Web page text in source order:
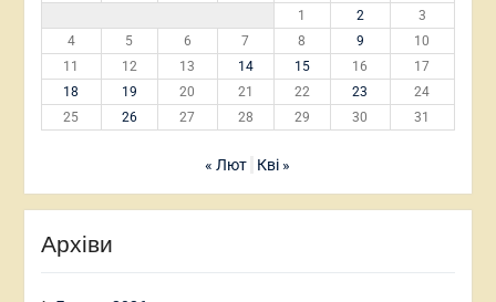
1
2
3
4
5 6 7 8 9
10
11
12 13 14 15 16
17
18
19 20 21 22 23
24
25
26 27 28 29 30 31
« Лют Кві »
Архіви